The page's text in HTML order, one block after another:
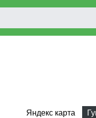
Яндекс карта